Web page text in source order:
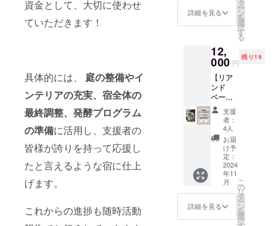
資金として、大切に使わせ
ていただきます！
具体的には、 庭の整備やイ
ンテリアの充実、宿全体の
最終調整、発酵プログラム
の準備に活用し、支援者の
皆様が誇りを持って応援し
たと言えるような宿に仕上
げます。
これからの進捗も随時活動
す。
ベーグ
ル。 内
容量：8
泊施設
の紹介
パンフ
レット
完成し
た宿の
魅力
や、楽
しめる
ポイン
トをま
とめた
パンフ
レット
をお送
す。 ③
宿泊施
季節の
おすす
セッ
ト
(1ヶ月
に1
回)×12
ヶ月分
りん
ご、
芋、に
んじ
ん、玄
米を
使った
自家製
酵母の
カルな
ベーグ
めベー
グル8個
芋、に
んじ
ん、玄
米を
使った
自家製
酵母の
ボタニ
カルな
ベーグ
ルを8
個。 季
節のお
すすめ
をお届
す。 内
容量：8
気を楽
す。静
かな環
境でリ
フレッ
シュし
なが
ら、地
元の食
材を
使った
特製朝
食を楽
しむ贅
沢なひ
ととき
をお過
ごしく
泊割引
券
10%OF
広島町
に同時
期に移
住され
た「さ
んわ
堂」の
ヴィー
ガン
ドー
ナッツ
とのコ
ラボ
セット
です。
地元の
恵みを
詳細を見る
タ
ー
ン
を
選
択
す
る
12,
000 円
残り16
【リア
ンド
ベーグ
ルの酵
母菓子
セット&
野の花
かふぇ
の人気
焼き菓
子セッ
ト（常
温発
送）+宿
泊割引
券
支援
者：
4人
お届
け予
定：
2024
年11
月
詳細を見る
こ
の
リ
タ
ー
ン
を
選
択